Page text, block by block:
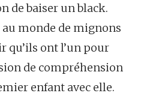
de baiser un black.
au monde de mignons
qu’ils ont l’un pour
de compréhension
enfant avec elle.